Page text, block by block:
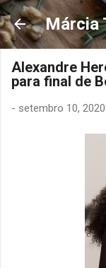
Márcia
Alexandre
para final de
- setembro 10, 2020